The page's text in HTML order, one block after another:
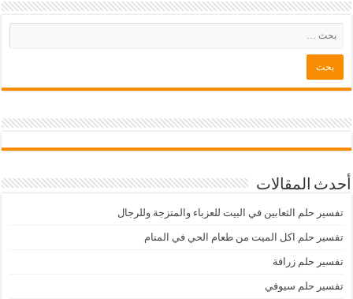
أحدث المقالات
تفسير حلم الثعابين في البيت للعزباء والمتزجة وللرجال
تفسير حلم اكل الميت من طعام الحي في المنام
تفسير حلم زرافة
تفسير حلم سيوفي